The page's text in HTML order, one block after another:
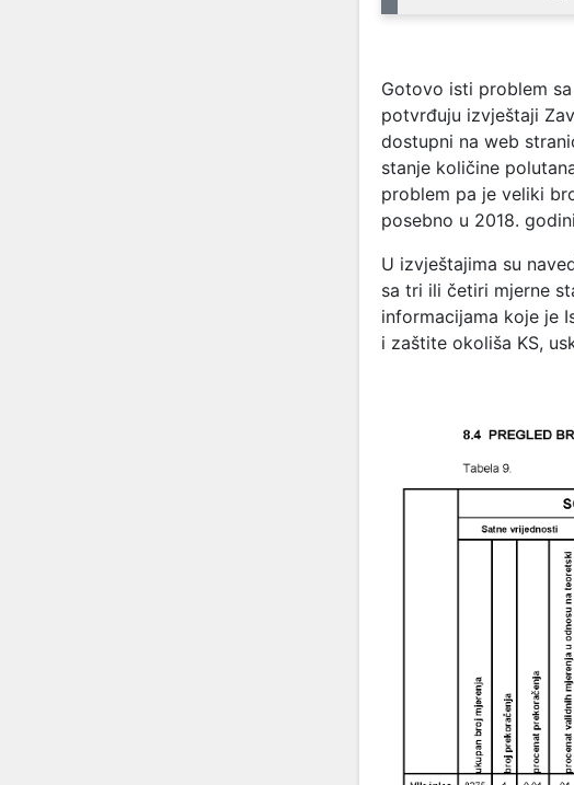
Gotovo isti problem
potvrđuju izvještaji
dostupni na web
stanje količine
problem pa je veliki
posebno u 2018.
U izvještajima su
sa tri ili četiri mjerne
informacijama koje je
i zaštite okoliša KS,